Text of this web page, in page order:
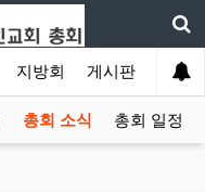
지방회 게시판 자료실
총회 소식 총회 일정